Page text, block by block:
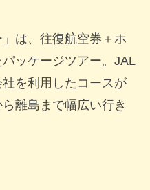
は、往復航空券＋ホ
ッケージツアー。JAL
を利用したコースが
離島まで幅広い行き